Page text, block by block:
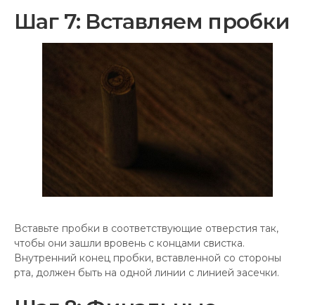
Шаг 7: Вставляем пробки
Вставьте пробки в соответствующие отверстия так,
чтобы они зашли вровень с концами свистка.
Внутренний конец пробки, вставленной со стороны
рта, должен быть на одной линии с линией засечки.